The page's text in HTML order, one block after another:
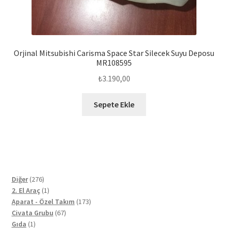
Orjinal Mitsubishi Carisma Space Star Silecek Suyu Deposu
MR108595
₺3.190,00
Sepete Ekle
Diğer 276276
ürün
2. El Araç 11
ürün
Aparat - Özel Takım 173173
Civata Grubu 6767
Gıda 11